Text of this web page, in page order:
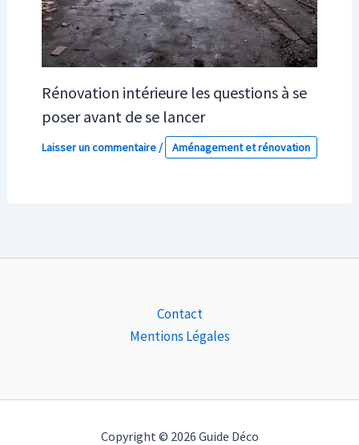
Rénovation intérieure les questions à se
poser avant de se lancer
Laisser un commentaire/ Aménagement et rénovation
Contact
Mentions Légales
Copyright © 2026 Guide Déco